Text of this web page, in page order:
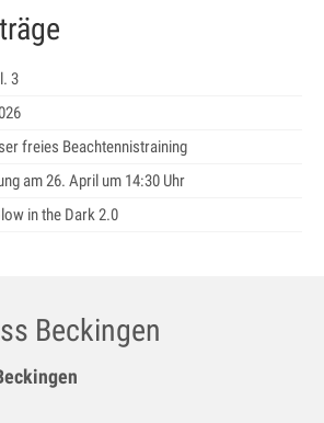
– in Bearbeitung
Casino Cup
3
freies Beachtennistraining
am 26. April um 14:30 Uhr
in the Dark 2.0
Beckingen